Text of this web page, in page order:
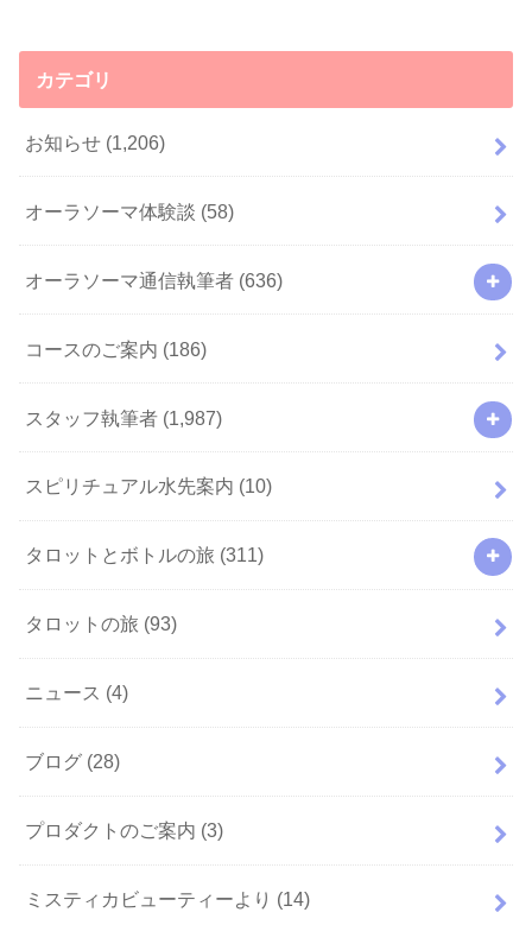
カテゴリ
お知らせ (1,206)
オーラソーマ体験談 (58)
オーラソーマ通信執筆者 (636)
コースのご案内 (186)
スタッフ執筆者 (1,987)
スピリチュアル水先案内 (10)
タロットとボトルの旅 (311)
タロットの旅 (93)
ニュース (4)
ブログ (28)
プロダクトのご案内 (3)
ミスティカビューティーより (14)